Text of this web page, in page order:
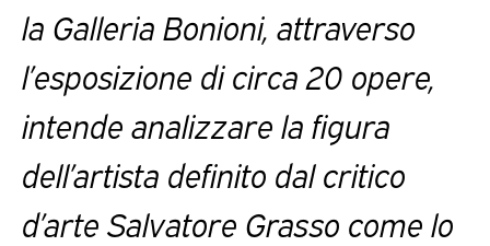
la Galleria Bonioni, attraverso
l’esposizione di circa 20 opere,
intende analizzare la figura
dell’artista definito dal critico
d’arte Salvatore Grasso come lo